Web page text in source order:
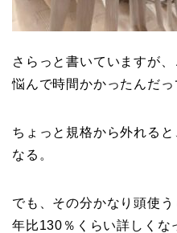
さらっと書いていますが
悩んで時間かかったんだっ
ちょっと規格から外れる
なる。
でも、その分かなり頭使
年比130％くらい詳しくな